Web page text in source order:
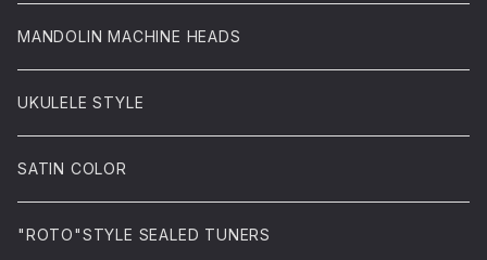
MANDOLIN MACHINE HEADS
UKULELE STYLE
SATIN COLOR
"ROTO"STYLE SEALED TUNERS